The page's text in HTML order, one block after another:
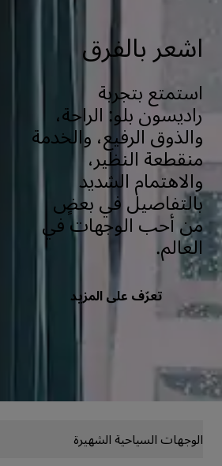
اشعر بالفرق
استمتع بتجربة
راديسون بلو: الراحة،
والذوق الرفيع، والخدمة
منقطعة النظير،
والاهتمام الشديد
بالتفاصيل في بعضٍ
من أحب الوجهات في
العالم.
تعرّف على المزيد
الوجهات السياحية الشهيرة